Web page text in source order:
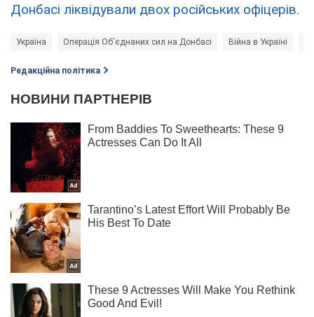
Донбасі ліквідували двох російських офіцерів.
Україна Операція Об'єднаних сил на Донбасі Війна в Україні
Редакційна політика